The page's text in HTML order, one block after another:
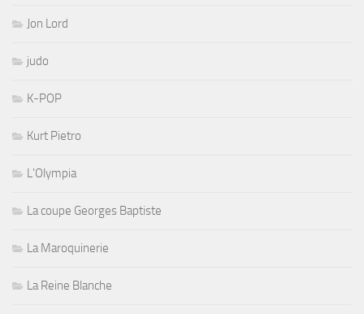
Jon Lord
judo
K-POP
Kurt Pietro
L'Olympia
La coupe Georges Baptiste
La Maroquinerie
La Reine Blanche